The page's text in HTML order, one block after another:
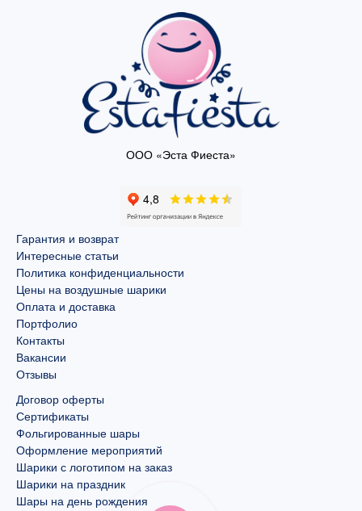
ООО «Эста Фиеста»
Гарантия и возврат
Интересные статьи
Политика конфиденциальности
Цены на воздушные шарики
Оплата и доставка
Портфолио
Контакты
Вакансии
Отзывы
Договор оферты
Сертификаты
Фольгированные шары
Оформление мероприятий
Шарики с логотипом на заказ
Шарики на праздник
Шары на день рождения